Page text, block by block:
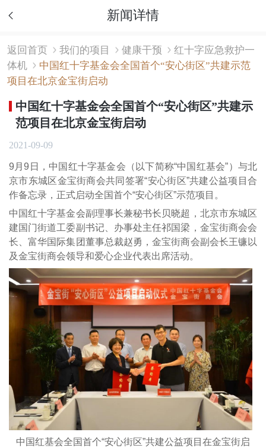
新闻详情
返回首页 我们的项目 健康干预
红十字应急救护一
体机
中国红十字基金会全国首个“安心街区”共建示范
项目在北京金宝街启动
中国红十字基金会全国首个“安心街区”共建示
范项目在北京金宝街启动
2021-09-09
9月9日，中国红十字基金会（以下简称“中国红基会”）与北
京市东城区金宝街商会共同签署“安心街区”共建公益项目合
作备忘录，正式启动全国首个“安心街区”示范项目。
中国红十字基金会副理事长兼秘书长贝晓超，北京市东城区
建国门街道工委副书记、办事处主任祁国梁，金宝街商会会
长、富华国际集团董事总裁赵勇，金宝街商会副会长王镰以
及金宝街商会领导和爱心企业代表出席活动。
中国红基会全国首个“安心街区”共建公益项目在金宝街启